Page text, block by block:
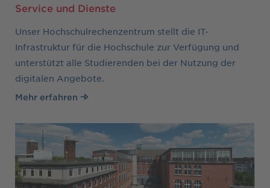
Service und Dienste
Unser Hochschulrechenzentrum stellt die IT-
Infrastruktur für die Hochschule zur Verfügung und
unterstützt alle Studierenden bei der Nutzung der
digitalen Angebote.
Mehr erfahren